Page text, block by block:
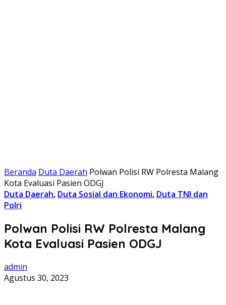
Beranda Duta Daerah Polwan Polisi RW Polresta Malang
Kota Evaluasi Pasien ODGJ
Duta Daerah, Duta Sosial dan Ekonomi, Duta TNI dan
Polri
Polwan Polisi RW Polresta Malang
Kota Evaluasi Pasien ODGJ
admin
Agustus 30, 2023